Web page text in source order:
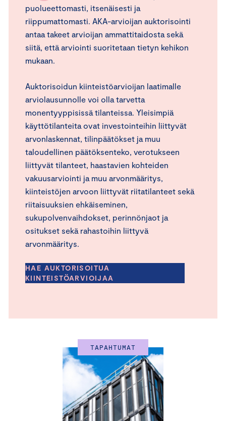
puolueettomasti, itsenäisesti ja
riippumattomasti. AKA-arvioijan auktorisointi
antaa takeet arvioijan ammattitaidosta sekä
siitä, että arviointi suoritetaan tietyn kehikon
mukaan.
Auktorisoidun kiinteistöarvioijan laatimalle
arviolausunnolle voi olla tarvetta
monentyyppisissä tilanteissa. Yleisimpiä
käyttötilanteita ovat investointeihin liittyvät
arvonlaskennat, tilinpäätökset ja muu
taloudellinen päätöksenteko, verotukseen
liittyvät tilanteet, haastavien kohteiden
vakuusarviointi ja muu arvonmääritys,
kiinteistöjen arvoon liittyvät riitatilanteet sekä
riitaisuuksien ehkäiseminen,
sukupolvenvaihdokset, perinnönjaot ja
ositukset sekä rahastoihin liittyvä
arvonmääritys.
HAE AUKTORISOITUA
KIINTEISTÖARVIOIJAA
TAPAHTUMAT